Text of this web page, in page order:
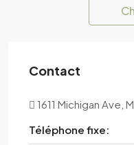
Contact
1611 Michigan Ave,
Téléphone fixe: